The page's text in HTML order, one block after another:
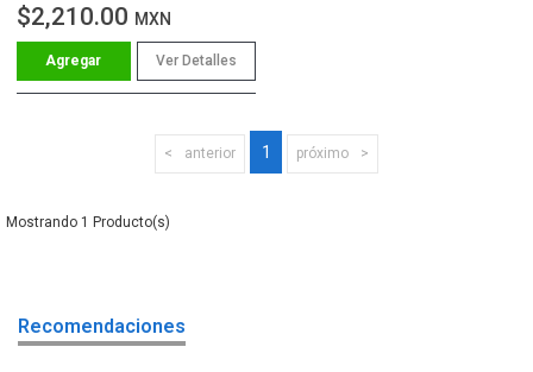
$2,210.00 MXN
Ver Detalles
anterior 1 próximo
1
Recomendaciones